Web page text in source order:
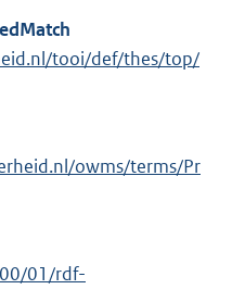
tooi/def/thes/top/
owms/terms/Pr
01/rdf-